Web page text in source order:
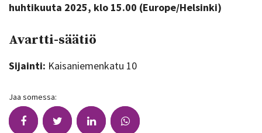
huhtikuuta 2025, klo 15.00 (Europe/Helsinki)
Avartti-säätiö
Sijainti: Kaisaniemenkatu 10
Jaa somessa: